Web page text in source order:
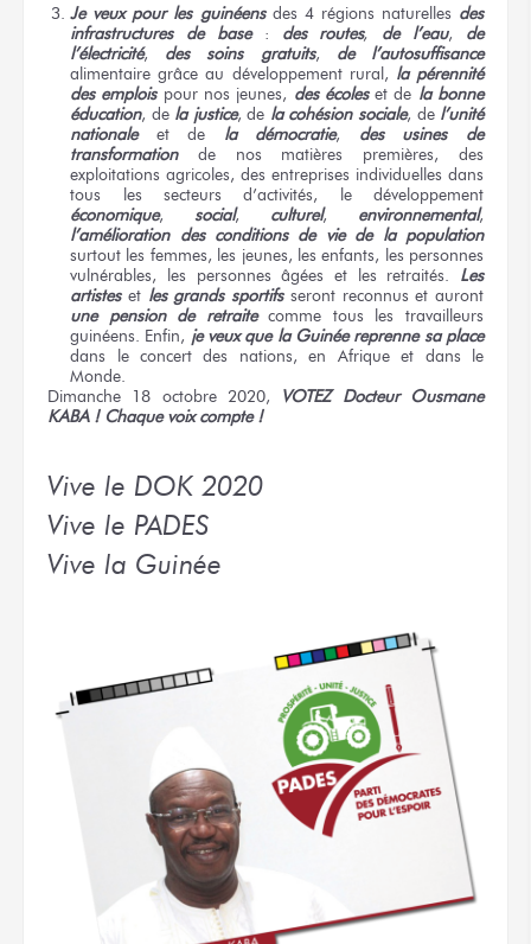
Je veux pour les guinéensdes 4 régions naturelles des
infrastructures de base: des routes, de l’eau, de
l’électricité, des soins gratuits, de l’autosuffisance
alimentaire grâce au développement rural, la pérennité
des emploispour nos jeunes, des écoleset de la bonne
éducation, de la justice, de la cohésion sociale, de l’unité
nationaleet de la démocratie, des usines de
transformationde nos matières premières, des
exploitations agricoles, des entreprises individuelles dans
tous les secteurs d’activités, le développement
économique,social, culturel, environnemental,
l’amélioration des conditions de vie de la population
surtout les femmes, les jeunes, les enfants, les personnes
vulnérables, les personnes âgées et les retraités. Les
artisteset les grands sportifsseront reconnus et auront
une pension de retraitecomme tous les travailleurs
guinéens. Enfin, je veux que la Guinée reprenne sa place
dans le concert des nations, en Afrique et dans le
Monde.
Dimanche 18 octobre 2020, VOTEZ Docteur Ousmane
KABA ! Chaque voix compte !
Vive le DOK 2020
Vive le PADES
Vive la Guinée